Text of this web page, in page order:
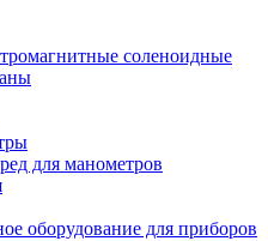
соленоидные
для манометров
оборудование для приборов